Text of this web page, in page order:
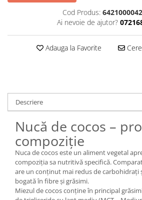
Cod Produs:
Ai nevoie de ajutor?
Adauga la Favorite
Descriere
Nucă de cocos –
compoziție
Nuca de cocos este un aliment vegetal
compoziția sa nutritivă specifică.
are un conținut mai redus de carbohidrați
bogată în fibre și grăsimi.
Miezul de cocos conține în principal